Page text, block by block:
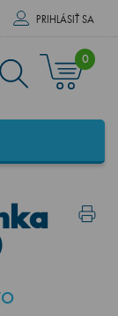
PRIHLÁSIŤ SA
0